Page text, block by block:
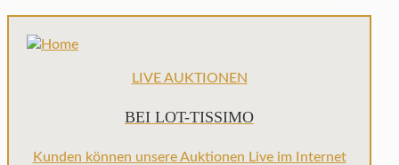
LIVE AUKTIONEN
BEI LOT-TISSIMO
Kunden können unsere Auktionen Live im Internet